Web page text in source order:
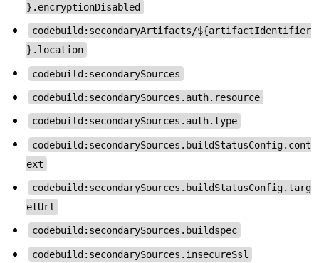
}.encryptionDisabled
codebuild:secondaryArtifacts/${artifactIdentifier
}.location
codebuild:secondarySources
codebuild:secondarySources.auth.resource
codebuild:secondarySources.auth.type
codebuild:secondarySources.buildStatusConfig.cont
ext
codebuild:secondarySources.buildStatusConfig.targ
etUrl
codebuild:secondarySources.buildspec
codebuild:secondarySources.insecureSsl